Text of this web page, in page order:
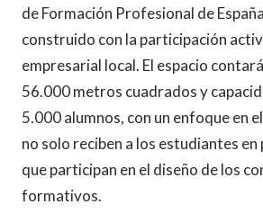
de Formación Profesional de
construido con la participación
empresarial local. El espacio
56.000 metros cuadrados y
5.000 alumnos, con un enfoque en
no solo reciben a los estudiantes en
que participan en el diseño de los
formativos.